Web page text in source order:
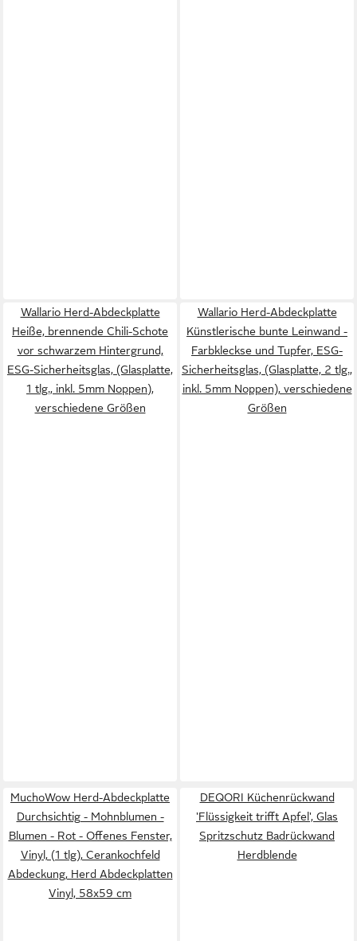
Wallario Herd-Abdeckplatte
Heiße, brennende Chili-Schote
vor schwarzem Hintergrund,
ESG-Sicherheitsglas, (Glasplatte,
1 tlg., inkl. 5mm Noppen),
verschiedene Größen
Wallario Herd-Abdeckplatte
Künstlerische bunte Leinwand -
Farbkleckse und Tupfer, ESG-
Sicherheitsglas, (Glasplatte, 2 tlg.,
inkl. 5mm Noppen), verschiedene
Größen
MuchoWow Herd-Abdeckplatte
Durchsichtig - Mohnblumen -
Blumen - Rot - Offenes Fenster,
Vinyl, (1 tlg), Cerankochfeld
Abdeckung, Herd Abdeckplatten
Vinyl, 58x59 cm
DEQORI Küchenrückwand
'Flüssigkeit trifft Apfel', Glas
Spritzschutz Badrückwand
Herdblende